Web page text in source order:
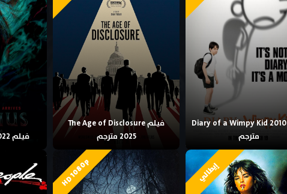
فيلم Diary of a Wimpy Kid 2010
مترجم
فيلم The Age of Disclosure
2025 مترجم
فيلم Morbius 2022 مترجم
إيطالي HD 1080p